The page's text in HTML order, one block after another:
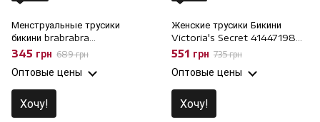
Менструальные трусики
бикини brabrabra
SLZ23502206 нюд, M
345 грн 689 грн
Оптовые цены
Хочу!
Женские трусики Бикини
Victoria's Secret 41447198
коричневые, S
551 грн 735 грн
Оптовые цены
Хочу!